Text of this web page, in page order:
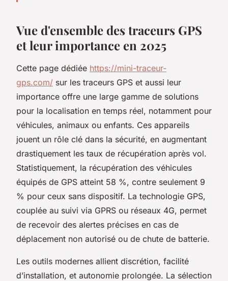
Vue d'ensemble des traceurs GPS
et leur importance en 2025
Cette page dédiée https://mini-traceur-
gps.com/ sur les traceurs GPS et aussi leur
importance offre une large gamme de solutions
pour la localisation en temps réel, notamment pour
véhicules, animaux ou enfants. Ces appareils
jouent un rôle clé dans la sécurité, en augmentant
drastiquement les taux de récupération après vol.
Statistiquement, la récupération des véhicules
équipés de GPS atteint 58 %, contre seulement 9
% pour ceux sans dispositif. La technologie GPS,
couplée au suivi via GPRS ou réseaux 4G, permet
de recevoir des alertes précises en cas de
déplacement non autorisé ou de chute de batterie.
Les outils modernes allient discrétion, facilité
d’installation, et autonomie prolongée. La sélection